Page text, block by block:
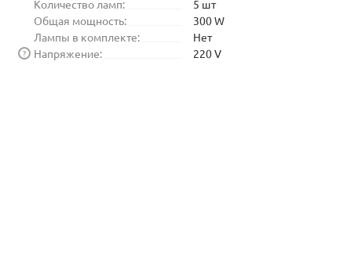
Количество ламп:
5 шт
Общая мощность:
300 W
Лампы в комплекте:
Нет
Напряжение:
? 220 V